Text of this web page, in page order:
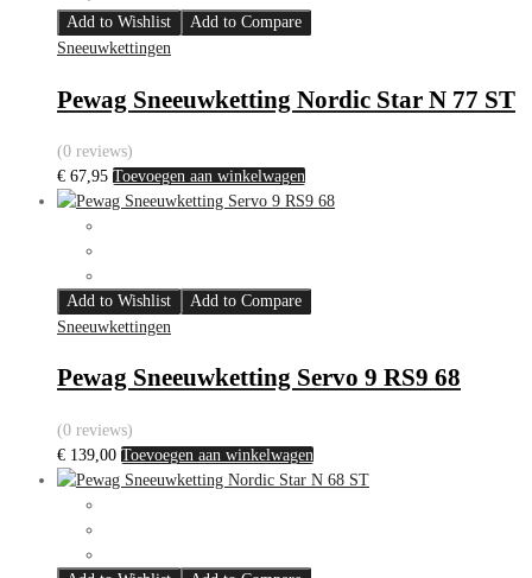
Add to Wishlist
Add to Compare
Sneeuwkettingen
Pewag Sneeuwketting Nordic Star N 77 ST
(0 reviews)
€ 67,95 Toevoegen aan winkelwagen
Add to Wishlist
Add to Compare
Sneeuwkettingen
Pewag Sneeuwketting Servo 9 RS9 68
(0 reviews)
€ 139,00 Toevoegen aan winkelwagen